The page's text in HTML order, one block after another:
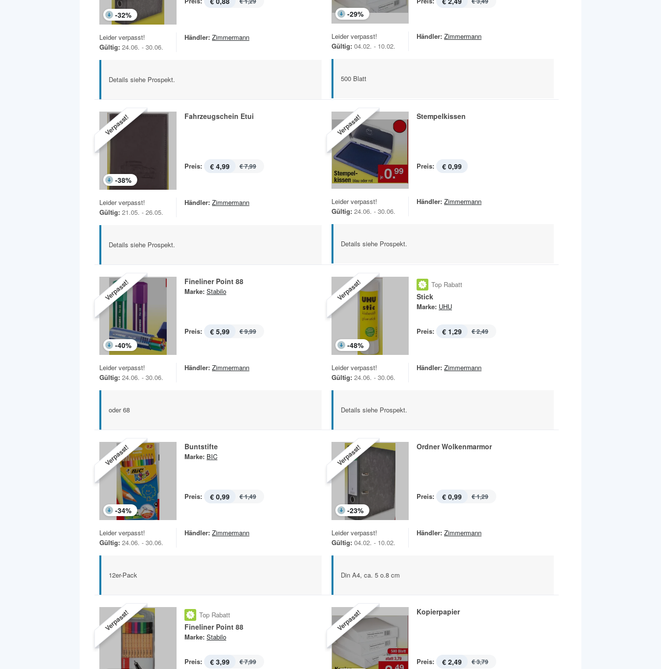
-32%
Leider verpasst!
Gültig: 24.06. - 30.06.
Händler: Zimmermann
Details siehe Prospekt.
-29%
Leider verpasst!
Gültig: 04.02. - 10.02.
Händler: Zimmermann
500 Blatt
Verpasst!
-38%
Fahrzeugschein Etui
Preis: € 4,99 € 7,99
Leider verpasst!
Gültig: 21.05. - 26.05.
Händler: Zimmermann
Details siehe Prospekt.
Verpasst! Stempelkissen
Preis: € 0,99
Leider verpasst!
Gültig: 24.06. - 30.06.
Händler: Zimmermann
Details siehe Prospekt.
Verpasst!
-40%
Fineliner Point 88
Marke: Stabilo
Preis: € 5,99 € 9,99
Leider verpasst!
Gültig: 24.06. - 30.06.
Händler: Zimmermann
oder 68
Verpasst!
-48%
Top Rabatt
Stick
Marke: UHU
Preis: € 1,29 € 2,49
Leider verpasst!
Gültig: 24.06. - 30.06.
Händler: Zimmermann
Details siehe Prospekt.
Verpasst!
-34%
Buntstifte
Marke: BIC
Preis: € 0,99 € 1,49
Leider verpasst!
Gültig: 24.06. - 30.06.
Händler: Zimmermann
12er-Pack
Verpasst!
-23%
Ordner Wolkenmarmor
Preis: € 0,99 € 1,29
Leider verpasst!
Gültig: 04.02. - 10.02.
Händler: Zimmermann
Din A4, ca. 5 o.8 cm
Verpasst! Top Rabatt
Fineliner Point 88
Marke: Stabilo
Preis: € 3,99 € 7,99
Verpasst! Kopierpapier
Preis: € 2,49 € 3,79